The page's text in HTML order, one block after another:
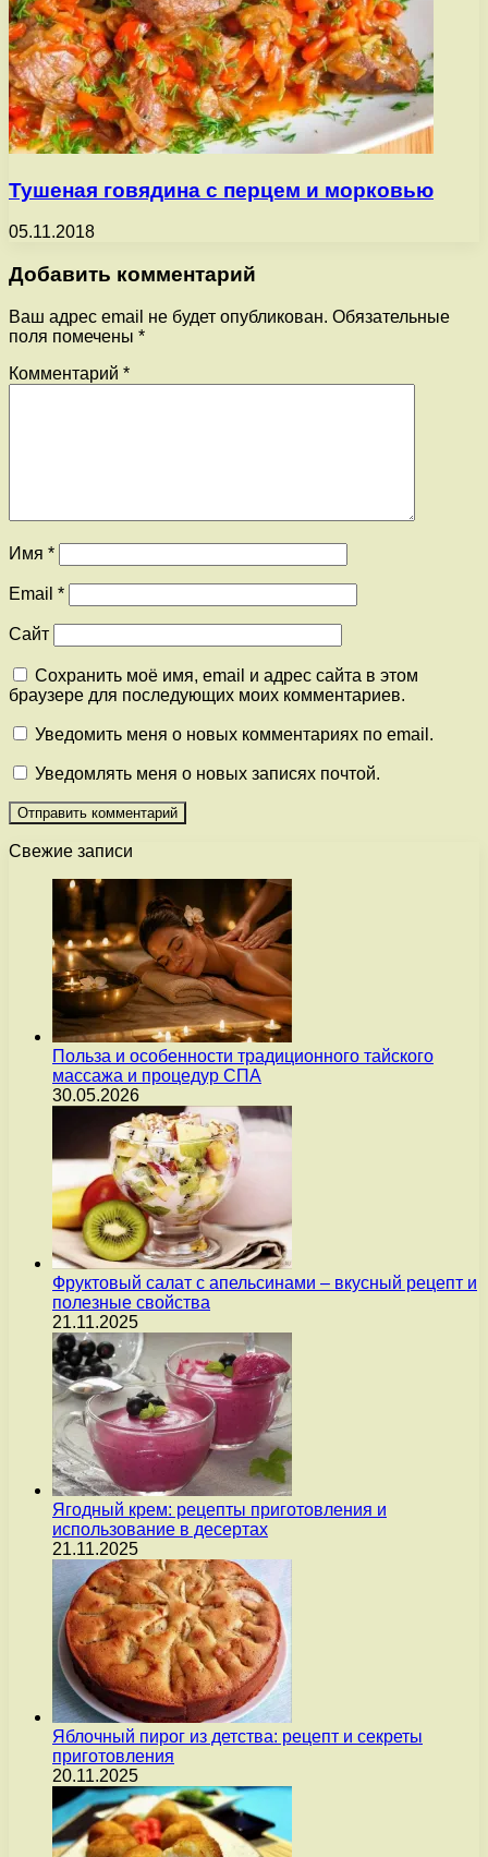
Тушеная говядина с перцем и морковью
05.11.2018
Добавить комментарий
Ваш адрес email не будет опубликован. Обязательные
поля помечены *
Комментарий *
Имя *
Email *
Сайт
Сохранить моё имя, email и адрес сайта в этом
браузере для последующих моих комментариев.
Уведомить меня о новых комментариях по email.
Уведомлять меня о новых записях почтой.
Свежие записи
Польза и особенности традиционного тайского
массажа и процедур СПА
30.05.2026
Фруктовый салат с апельсинами – вкусный рецепт и
полезные свойства
21.11.2025
Ягодный крем: рецепты приготовления и
использование в десертах
21.11.2025
Яблочный пирог из детства: рецепт и секреты
приготовления
20.11.2025